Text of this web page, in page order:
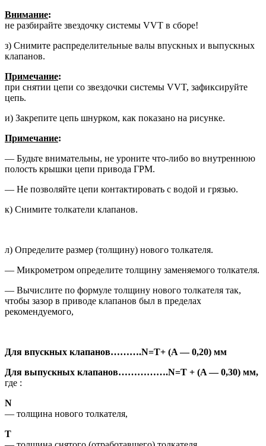
Внимание:
не разбирайте звездочку системы VVT в сборе!
з) Снимите распределительные ва­лы впускных и выпускных
клапанов.
Примечание:
при снятии цепи со звездочки системы VVT, зафикси­руйте
цепь.
и) Закрепите цепь шнурком, как по­казано на рисунке.
Примечание:
— Будьте внимательны, не уроните что-либо во внутреннюю
полость крышки цепи привода ГРМ.
— Не позволяйте цепи контактиро­вать с водой и грязью.
к) Снимите толкатели клапанов.
л) Определите размер (толщину) нового толкателя.
— Микрометром определите толщи­ну заменяемого толкателя.
— Вычислите по формуле толщину нового толкателя так,
чтобы зазор в приводе клапанов был в преде­лах
рекомендуемого,
Для впускных клапанов……….N=T+ (A— 0,20) мм
Для выпускных клапанов…………….N=Т + (A— 0,30) мм,
где :
N
— толщина нового толкателя,
Т